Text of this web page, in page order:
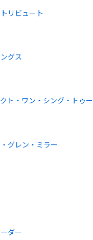
リビュート
グス
ト・ワン・シング・トゥー
グレン・ミラー
ダー